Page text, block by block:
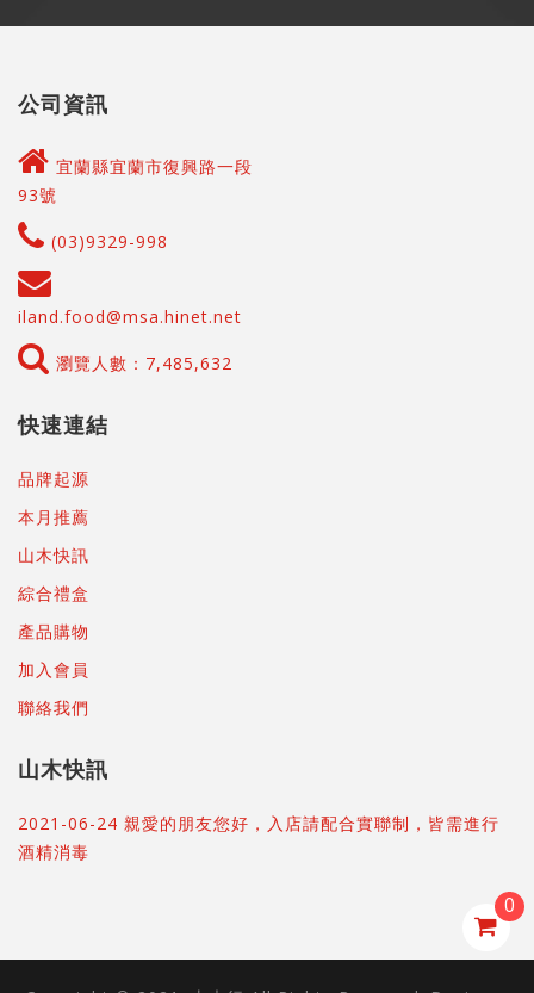
0
公司資訊
宜蘭縣宜蘭市復興路一段
93號
(03)9329-998
iland.food@msa.hinet.net
瀏覽人數：7,485,632
快速連結
品牌起源
本月推薦
山木快訊
綜合禮盒
產品購物
加入會員
聯絡我們
山木快訊
2021-06-24 親愛的朋友您好，入店請配合實聯制，皆需進行
酒精消毒